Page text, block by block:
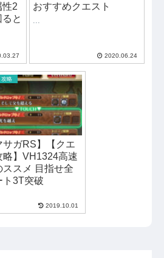
性2
と
おすすめクエスト
2020.06.24
攻略
サガRS】【クエ
略】VH1324高速
ススメ 目指せ全
ト3T突破
2019.10.01